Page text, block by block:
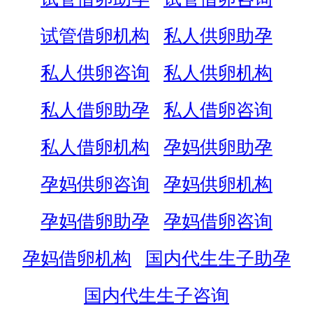
试管借卵机构
私人供卵助孕
私人供卵咨询
私人供卵机构
私人借卵助孕
私人借卵咨询
私人借卵机构
孕妈供卵助孕
孕妈供卵咨询
孕妈供卵机构
孕妈借卵助孕
孕妈借卵咨询
孕妈借卵机构
国内代生生子助孕
国内代生生子咨询